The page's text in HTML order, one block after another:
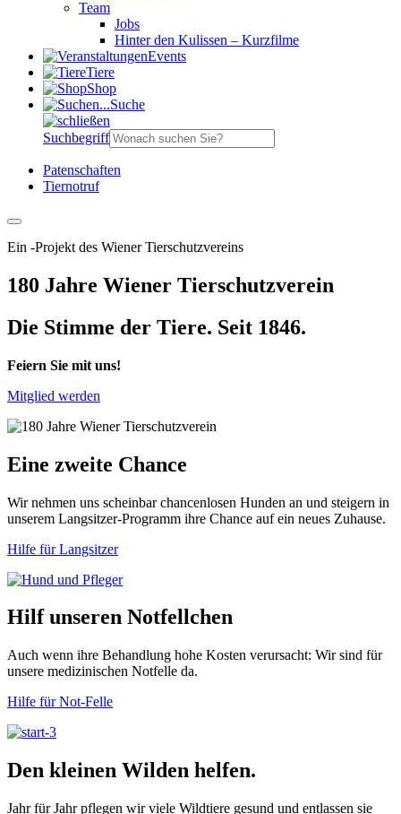
Team
Jobs
Hinter den Kulissen – Kurzfilme
Events
Tiere
Shop
Suche
Suchbegriff
Patenschaften
Tiernotruf
Ein -Projekt des Wiener Tierschutzvereins
180 Jahre Wiener Tierschutzverein
Die Stimme der Tiere. Seit 1846.
Feiern Sie mit uns!
Mitglied werden
Eine zweite Chance
Wir nehmen uns scheinbar chancenlosen Hunden an und steigern in
unserem Langsitzer-Programm ihre Chance auf ein neues Zuhause.
Hilfe für Langsitzer
Hilf unseren Notfellchen
Auch wenn ihre Behandlung hohe Kosten verursacht: Wir sind für
unsere medizinischen Notfelle da.
Hilfe für Not-Felle
Den kleinen Wilden helfen.
Jahr für Jahr pflegen wir viele Wildtiere gesund und entlassen sie